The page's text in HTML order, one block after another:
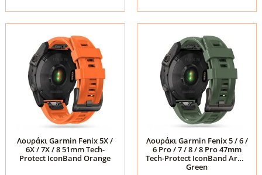
Pro
Orange/Black
ποσότητα
Pro
Lime/Black
ποσότητα
5X
6X
6X
Pro
/
5X
6X
6X
Pro
/
Λουράκι Garmin Fenix 5X /
6X / 7X / 8 51mm Tech-
Protect IconBand Orange
Λουράκι Garmin Fenix 5 / 6 /
6 Pro / 7 / 8 / 8 Pro 47mm
Tech-Protect IconBand Army
Green